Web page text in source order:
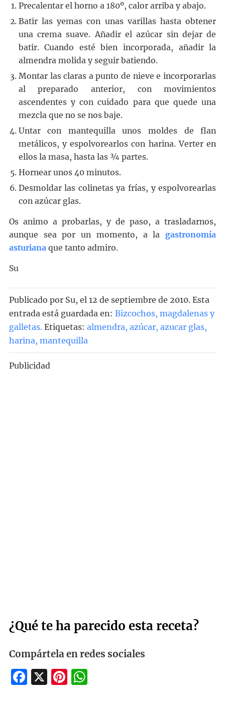
Precalentar el horno a 180º, calor arriba y abajo.
Batir las yemas con unas varillas hasta obtener
una crema suave. Añadir el azúcar sin dejar de
batir. Cuando esté bien incorporada, añadir la
almendra molida y seguir batiendo.
Montar las claras a punto de nieve e incorporarlas
al preparado anterior, con movimientos
ascendentes y con cuidado para que quede una
mezcla que no se nos baje.
Untar con mantequilla unos moldes de flan
metálicos, y espolvorearlos con harina. Verter en
ellos la masa, hasta las ¾ partes.
Hornear unos 40 minutos.
Desmoldar las colinetas ya frías, y espolvorearlas
con azúcar glas.
Os animo a probarlas, y de paso, a trasladarnos,
aunque sea por un momento, a lagastronomía
asturianaque tanto admiro.
Su
Publicado por Su, el 12 de septiembre de 2010. Esta
entrada está guardada en: Bizcochos, magdalenas y
galletas. Etiquetas: almendra, azúcar, azucar glas,
harina, mantequilla
Publicidad
¿Qué te ha parecido esta receta?
Compártela en redes sociales
Facebook
X Pinterest
WhatsApp